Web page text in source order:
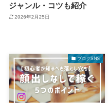
ジャンル・コツも紹介
2026年2月25日
ブログSNS